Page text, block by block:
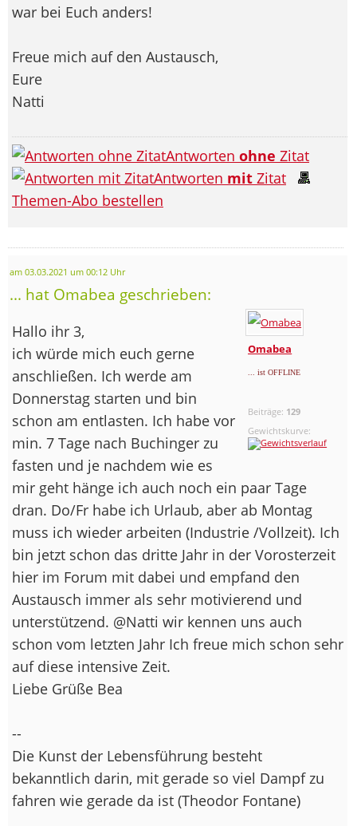
war bei Euch anders!
Freue mich auf den Austausch,
Eure
Natti
Antworten ohne Zitat
Antworten mit Zitat
Themen-Abo bestellen
am 03.03.2021 um 00:12 Uhr
... hat Omabea geschrieben:
Omabea
... ist OFFLINE
Beiträge: 129
Gewichtskurve:
Hallo ihr 3,
ich würde mich euch gerne
anschließen. Ich werde am
Donnerstag starten und bin
schon am entlasten. Ich habe vor
min. 7 Tage nach Buchinger zu
fasten und je nachdem wie es
mir geht hänge ich auch noch ein paar Tage
dran. Do/Fr habe ich Urlaub, aber ab Montag
muss ich wieder arbeiten (Industrie /Vollzeit). Ich
bin jetzt schon das dritte Jahr in der Vorosterzeit
hier im Forum mit dabei und empfand den
Austausch immer als sehr motivierend und
unterstützend. @Natti wir kennen uns auch
schon vom letzten Jahr Ich freue mich schon sehr
auf diese intensive Zeit.
Liebe Grüße Bea
--
Die Kunst der Lebensführung besteht
bekanntlich darin, mit gerade so viel Dampf zu
fahren wie gerade da ist (Theodor Fontane)